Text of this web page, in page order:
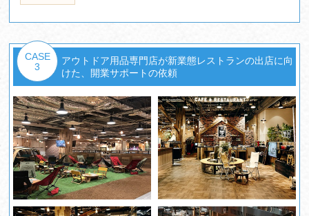
CASE
3
アウトドア用品専門店が新業態レストランの出店に向
けた、開業サポートの依頼